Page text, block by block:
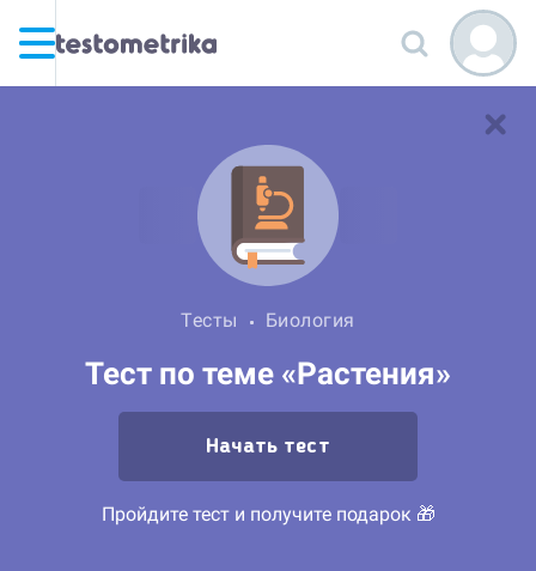
Тесты Биология
Тест по теме «Растения»
Начать тест
Пройдите тест и получите подарок 🎁